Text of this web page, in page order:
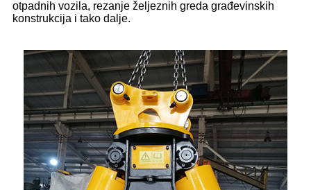
otpadnih vozila, rezanje željeznih greda građevinskih
konstrukcija i tako dalje.